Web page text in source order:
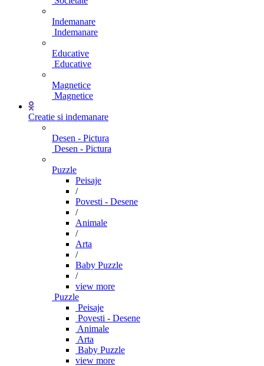
Indemanare
Indemanare
Educative
Educative
Magnetice
Magnetice
Creatie si indemanare
Desen - Pictura
Desen - Pictura
Puzzle
Peisaje
/
Povesti - Desene
/
Animale
/
Arta
/
Baby Puzzle
/
view more
Puzzle
Peisaje
Povesti - Desene
Animale
Arta
Baby Puzzle
view more